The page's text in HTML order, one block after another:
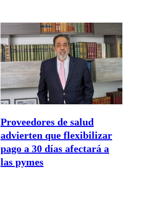
Proveedores de salud
advierten que flexibilizar
pago a 30 días afectará a
las pymes